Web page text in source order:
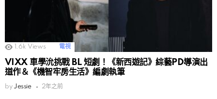
1.6k Views 電視
VIXX 車學沇挑戰 BL 短劇！《新西遊記》綜藝PD導演出
道作＆《機智牢房生活》編劇執筆
by Jessie 2年之前